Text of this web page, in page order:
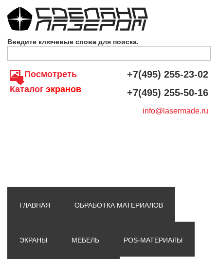
Введите ключевые слова для поиска.
Посмотреть
Каталог экранов
+7(495) 255-23-02
+7(495) 255-50-16
info@lasermade.ru
ГЛАВНАЯ ОБРАБОТКА МАТЕРИАЛОВ
ЭКРАНЫ МЕБЕЛЬ POS-МАТЕРИАЛЫ